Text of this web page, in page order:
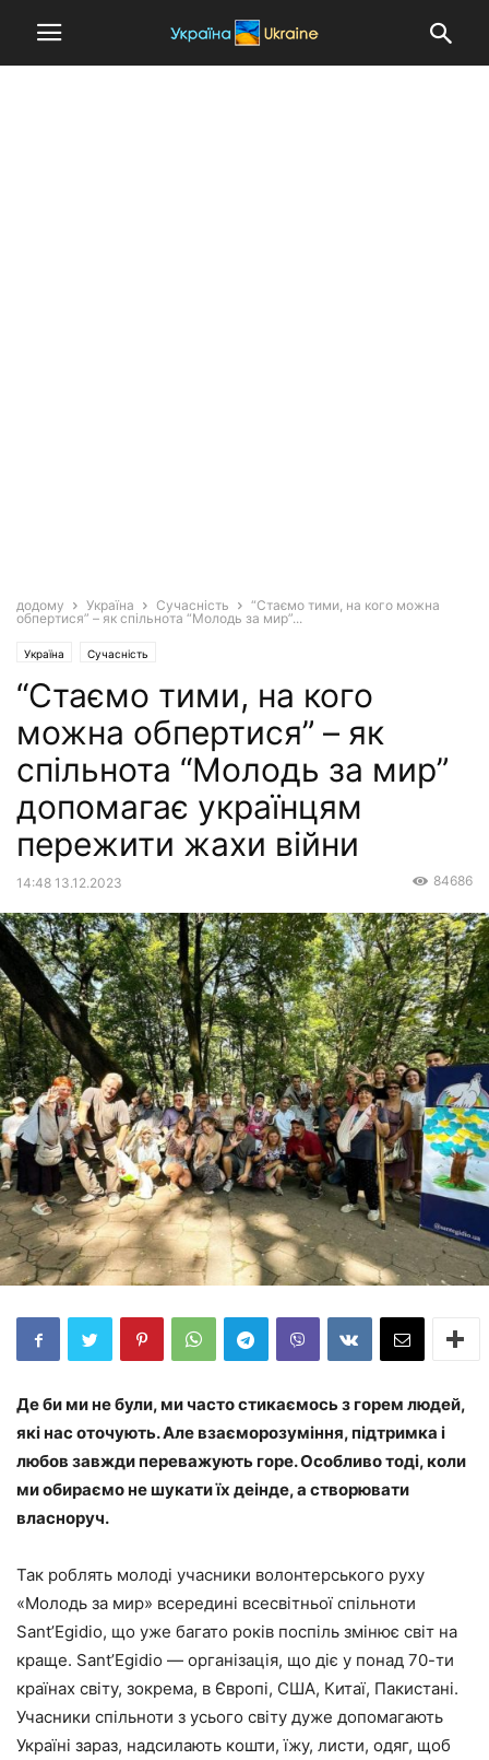
додому Україна Сучасність
“Стаємо тими, на кого можна
обпертися” – як спільнота “Молодь за мир”...
Україна Сучасність
“Стаємо тими, на кого
можна обпертися” – як
спільнота “Молодь за мир”
допомагає українцям
пережити жахи війни
14:48 13.12.2023 84686
Де би ми не були, ми часто стикаємось з горем людей,
які нас оточують. Але взаєморозуміння, підтримка і
любов завжди переважують горе. Особливо тоді, коли
ми обираємо не шукати їх деінде, а створювати
власноруч.
Так роблять молоді учасники волонтерського руху
«Молодь за мир» всередині всесвітньої спільноти
Sant’Egidio, що уже багато років поспіль змінює світ на
краще. SantʼEgidio — організація, що діє у понад 70-ти
країнах світу, зокрема, в Європі, США, Китаї, Пакистані.
Учасники спільноти з усього світу дуже допомагають
Україні зараз, надсилають кошти, їжу, листи, одяг, щоб